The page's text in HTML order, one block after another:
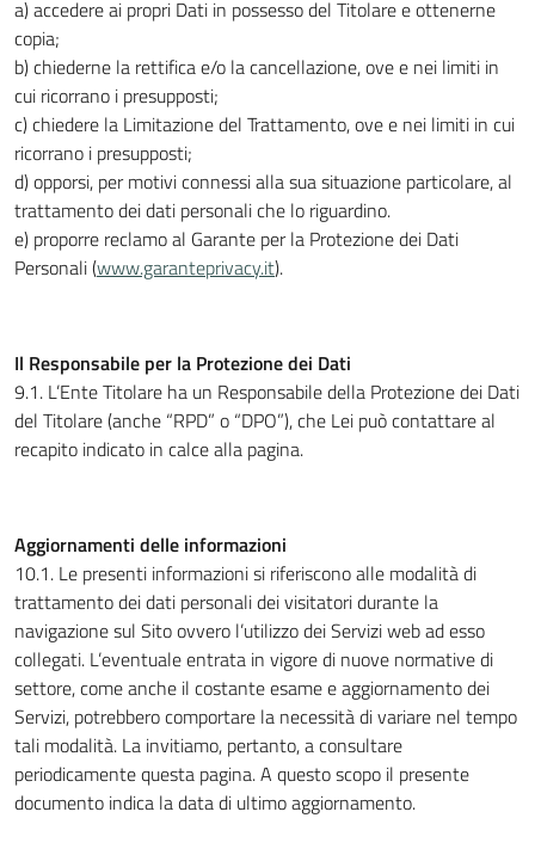
a) accedere ai propri Dati in possesso del Titolare e ottenerne
copia;
b) chiederne la rettifica e/o la cancellazione, ove e nei limiti in
cui ricorrano i presupposti;
c) chiedere la Limitazione del Trattamento, ove e nei limiti in cui
ricorrano i presupposti;
d) opporsi, per motivi connessi alla sua situazione particolare, al
trattamento dei dati personali che lo riguardino.
e) proporre reclamo al Garante per la Protezione dei Dati
Personali (www.garanteprivacy.it).
Il Responsabile per la Protezione dei Dati
9.1. L’Ente Titolare ha un Responsabile della Protezione dei Dati
del Titolare (anche “RPD” o “DPO”), che Lei può contattare al
recapito indicato in calce alla pagina.
Aggiornamenti delle informazioni
10.1. Le presenti informazioni si riferiscono alle modalità di
trattamento dei dati personali dei visitatori durante la
navigazione sul Sito ovvero l’utilizzo dei Servizi web ad esso
collegati. L’eventuale entrata in vigore di nuove normative di
settore, come anche il costante esame e aggiornamento dei
Servizi, potrebbero comportare la necessità di variare nel tempo
tali modalità. La invitiamo, pertanto, a consultare
periodicamente questa pagina. A questo scopo il presente
documento indica la data di ultimo aggiornamento.